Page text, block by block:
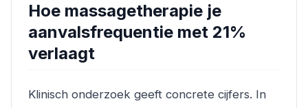
Hoe massagetherapie je
aanvalsfrequentie met 21%
verlaagt
Klinisch onderzoek geeft concrete cijfers. In